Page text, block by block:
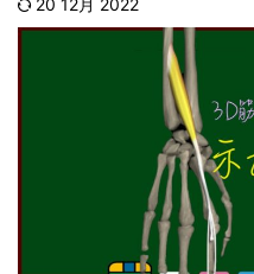
20 12月 2022